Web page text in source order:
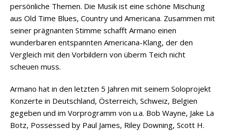
persönliche Themen. Die Musik ist eine schöne Mischung
aus Old Time Blues, Country und Americana. Zusammen mit
seiner prägnanten Stimme schafft Armano einen
wunderbaren entspannten Americana-Klang, der den
Vergleich mit den Vorbildern von überm Teich nicht
scheuen muss.
Armano hat in den letzten 5 Jahren mit seinem Soloprojekt
Konzerte in Deutschland, Österreich, Schweiz, Belgien
gegeben und im Vorprogramm von u.a. Bob Wayne, Jake La
Botz, Possessed by Paul James, Riley Downing, Scott H.